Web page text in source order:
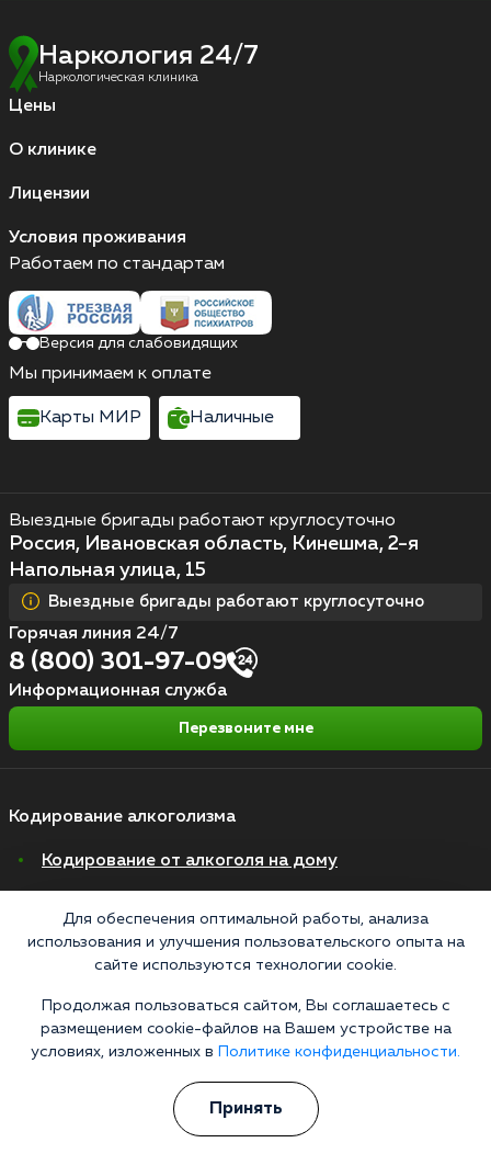
Наркология 24/7
Наркологическая клиника
Цены
О клинике
Лицензии
Условия проживания
Кодирование алкоголизма
Кодирование от алкоголя на дому
Кодирование уколом
Торпедо
Эспераль
Вивитрол
Кодирование двойной блок
Вывод из запоя в стационаре
Выездные бригады работают круглосуточно
Россия, Ивановская область, Кинешма, 2-я
Напольная улица, 15
Выездные бригады работают круглосуточно
Горячая линия 24/7
8 (800) 301-97-09
Информационная служба
Перезвоните мне
Работаем по стандартам
Версия для слабовидящих
Мы принимаем к оплате
Карты МИР Наличные
Для обеспечения оптимальной работы, анализа
использования и улучшения пользовательского опыта на
сайте используются технологии cookie.
Продолжая пользоваться сайтом, Вы соглашаетесь с
размещением cookie-файлов на Вашем устройстве на
условиях, изложенных в
Политике конфиденциальности.
Принять